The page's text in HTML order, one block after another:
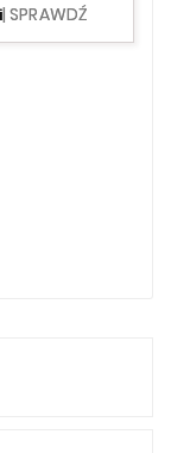
| SPRAWDŹ